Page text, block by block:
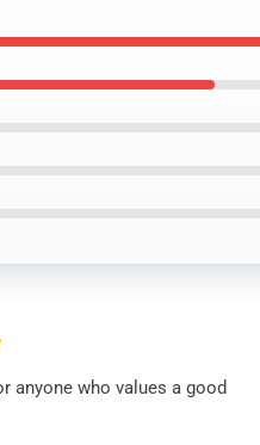
anyone who values a good